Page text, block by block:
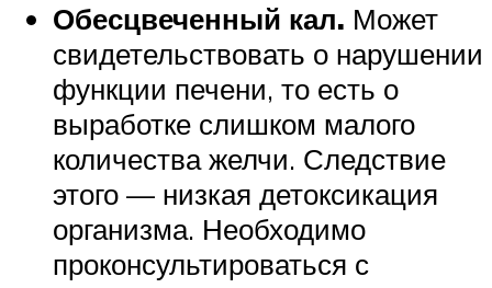
Обесцвеченный кал. Может
свидетельствовать о нарушении
функции печени, то есть о
выработке слишком малого
количества желчи. Следствие
этого — низкая детоксикация
организма. Необходимо
проконсультироваться с